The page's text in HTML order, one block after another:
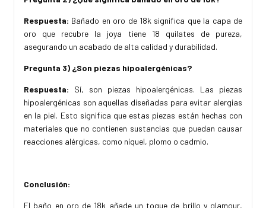
Respuesta: Bañado en oro de 18k significa que la capa de
oro que recubre la joya tiene 18 quilates de pureza,
asegurando un acabado de alta calidad y durabilidad.
Pregunta 3) ¿Son piezas hipoalergénicas?
Respuesta: Sí, son piezas hipoalergénicas. Las piezas
hipoalergénicas son aquellas diseñadas para evitar alergias
en la piel. Esto significa que estas piezas están hechas con
materiales que no contienen sustancias que puedan causar
reacciones alérgicas, como níquel, plomo o cadmio.
Conclusión:
El baño en oro de 18k añade un toque de brillo y glamour,